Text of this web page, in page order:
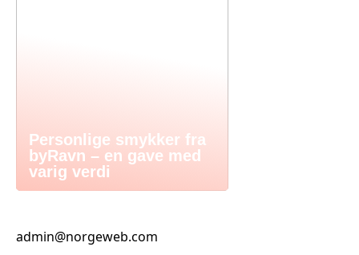
Personlige smykker fra
byRavn – en gave med
varig verdi
admin@norgeweb.com